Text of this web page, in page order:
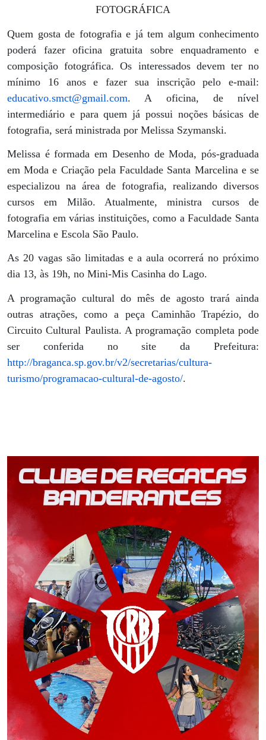
FOTOGRÁFICA
Quem gosta de fotografia e já tem algum conhecimento
poderá fazer oficina gratuita sobre enquadramento e
composição fotográfica. Os interessados devem ter no
mínimo 16 anos e fazer sua inscrição pelo e-mail:
educativo.smct@gmail.com. A oficina, de nível
intermediário e para quem já possui noções básicas de
fotografia, será ministrada por Melissa Szymanski.
Melissa é formada em Desenho de Moda, pós-graduada
em Moda e Criação pela Faculdade Santa Marcelina e se
especializou na área de fotografia, realizando diversos
cursos em Milão. Atualmente, ministra cursos de
fotografia em várias instituições, como a Faculdade Santa
Marcelina e Escola São Paulo.
As 20 vagas são limitadas e a aula ocorrerá no próximo
dia 13, às 19h, no Mini-Mis Casinha do Lago.
A programação cultural do mês de agosto trará ainda
outras atrações, como a peça Caminhão Trapézio, do
Circuito Cultural Paulista. A programação completa pode
ser conferida no site da Prefeitura:
http://braganca.sp.gov.br/v2/secretarias/cultura-
turismo/programacao-cultural-de-agosto/.